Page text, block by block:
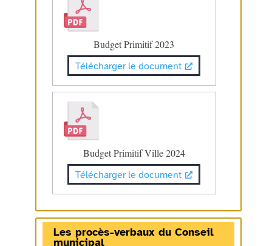
Budget Primitif 2023
Télécharger le document
Budget Primitif Ville 2024
Télécharger le document
Les procès-verbaux du Conseil
municipal